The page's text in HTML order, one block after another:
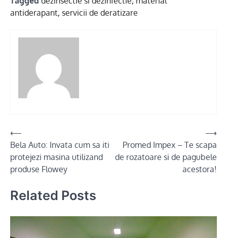
antiderapant, servicii de deratizare
Post
navigation
⟵
Bela Auto: Invata cum sa iti
protejezi masina utilizand
produse Flowey
Promed Impex – Te scapa
de rozatoare si de pagubele
acestora!
⟶
Related Posts